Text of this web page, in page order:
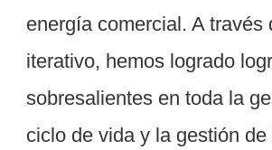
energía comercial. A través
iterativo, hemos logrado
sobresalientes en toda la
ciclo de vida y la gestión